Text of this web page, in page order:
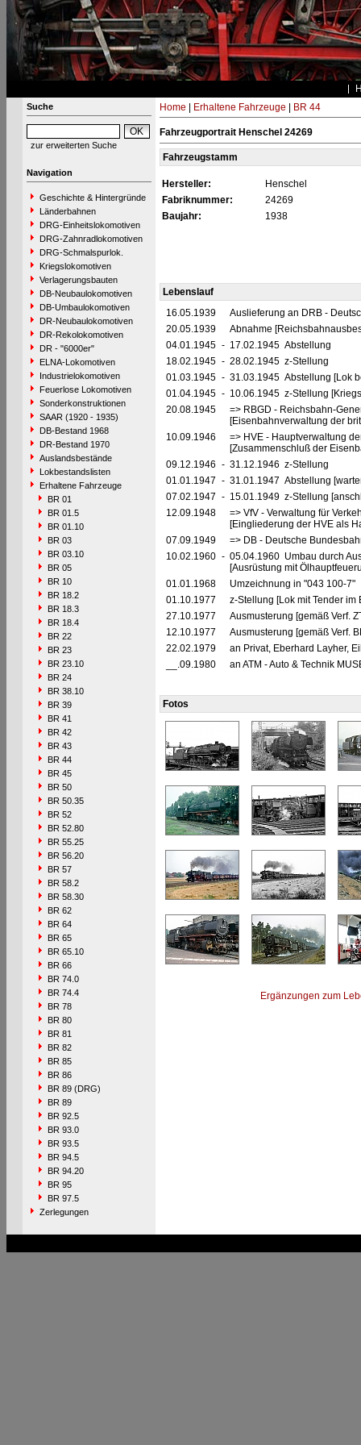
Suche
zur erweiterten Suche
Navigation
Geschichte & Hintergründe
Länderbahnen
DRG-Einheitslokomotiven
DRG-Zahnradlokomotiven
DRG-Schmalspurlok.
Kriegslokomotiven
Verlagerungsbauten
DB-Neubaulokomotiven
DB-Umbaulokomotiven
DR-Neubaulokomotiven
DR-Rekolokomotiven
DR - "6000er"
ELNA-Lokomotiven
Industrielokomotiven
Feuerlose Lokomotiven
Sonderkonstruktionen
SAAR (1920 - 1935)
DB-Bestand 1968
DR-Bestand 1970
Auslandsbestände
Lokbestandslisten
Erhaltene Fahrzeuge
BR 01
BR 01.5
BR 01.10
BR 03
BR 03.10
BR 05
BR 10
BR 18.2
BR 18.3
BR 18.4
BR 22
BR 23
BR 23.10
BR 24
BR 38.10
BR 39
BR 41
BR 42
BR 43
BR 44
BR 45
BR 50
BR 50.35
BR 52
BR 52.80
BR 55.25
BR 56.20
BR 57
BR 58.2
BR 58.30
BR 62
BR 64
BR 65
BR 65.10
BR 66
BR 74.0
BR 74.4
BR 78
BR 80
BR 81
BR 82
BR 85
BR 86
BR 89 (DRG)
BR 89
BR 92.5
BR 93.0
BR 93.5
BR 94.5
BR 94.20
BR 95
BR 97.5
Zerlegungen
Home Erhaltene Fahrzeuge BR 44
Fahrzeugportrait Henschel 24269
Fahrzeugstamm
Hersteller:
Henschel
Fabriknummer:
24269
Baujahr:
1938
Lebenslauf
16.05.1939
Auslieferung an DRB -
20.05.1939
Abnahme
04.01.1945 - 17.02.1945 Abstellung
18.02.1945 - 28.02.1945 z-Stellung
01.03.1945 - 31.03.1945 Abstellung [Lok
01.04.1945 - 10.06.1945 z-Stellung
20.08.1945
=> RBGD - Reichsbahn-
[Eisenbahnverwaltung der
10.09.1946
=> HVE - Hauptverwaltung
[Zusammenschluß der
09.12.1946 - 31.12.1946 z-Stellung
01.01.1947 - 31.01.1947 Abstellung
07.02.1947 - 15.01.1949 z-Stellung
12.09.1948
=> VfV - Verwaltung für
[Eingliederung der HVE als
07.09.1949
=> DB - Deutsche
10.02.1960 - 05.04.1960 Umbau durch
[Ausrüstung mit
01.01.1968
Umzeichnung in "043 100-7"
01.10.1977
z-Stellung [Lok mit Tender im
27.10.1977
Ausmusterung [gemäß Verf.
12.10.1977
Ausmusterung [gemäß Verf.
22.02.1979
an Privat, Eberhard Layher,
__.09.1980
an ATM - Auto & Technik
Fotos
Ergänzungen zum